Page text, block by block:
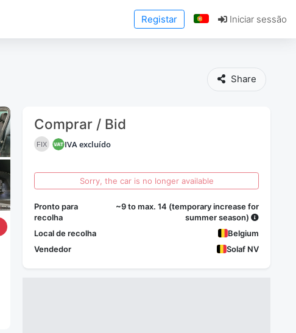
Registar Iniciar sessão
Share
Comprar / Bid
FIX IVA excluído
Sorry, the car is no longer available
Pronto para
recolha
~9 to max. 14 (temporary increase for
summer season)
Local de recolha
Belgium
Vendedor
Solaf NV